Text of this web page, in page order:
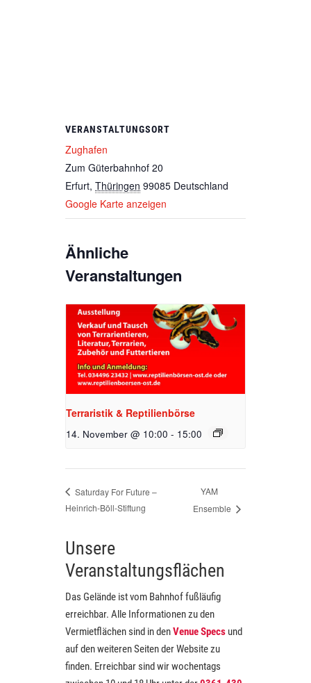
VERANSTALTUNGSORT
Zughafen
Zum Güterbahnhof 20
Erfurt, Thüringen 99085 Deutschland
Google Karte anzeigen
Ähnliche
Veranstaltungen
Terraristik & Reptilienbörse
14. November @ 10:00 - 15:00
Saturday For Future –
Heinrich-Böll-Stiftung
YAM
Ensemble
Unsere
Veranstaltungsflächen
Das Gelände ist vom Bahnhof fußläufig
erreichbar. Alle Informationen zu den
Vermietflächen sind in denVenue Specs und
auf den weiteren Seiten der Website zu
finden. Erreichbar sind wir wochentags